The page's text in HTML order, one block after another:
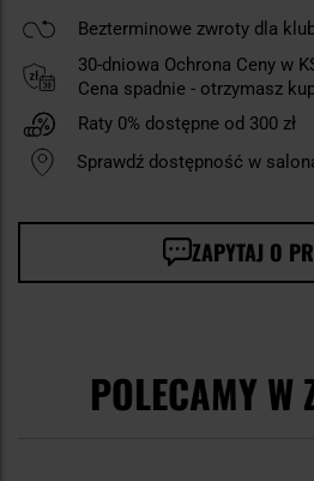
Bezterminowe zwroty dla
30-dniowa Ochrona Ceny w
Cena spadnie - otrzymasz
Raty 0% dostępne od 300 zł
Sprawdź dostępność w
ZAPYTAJ O
POLECAMY W